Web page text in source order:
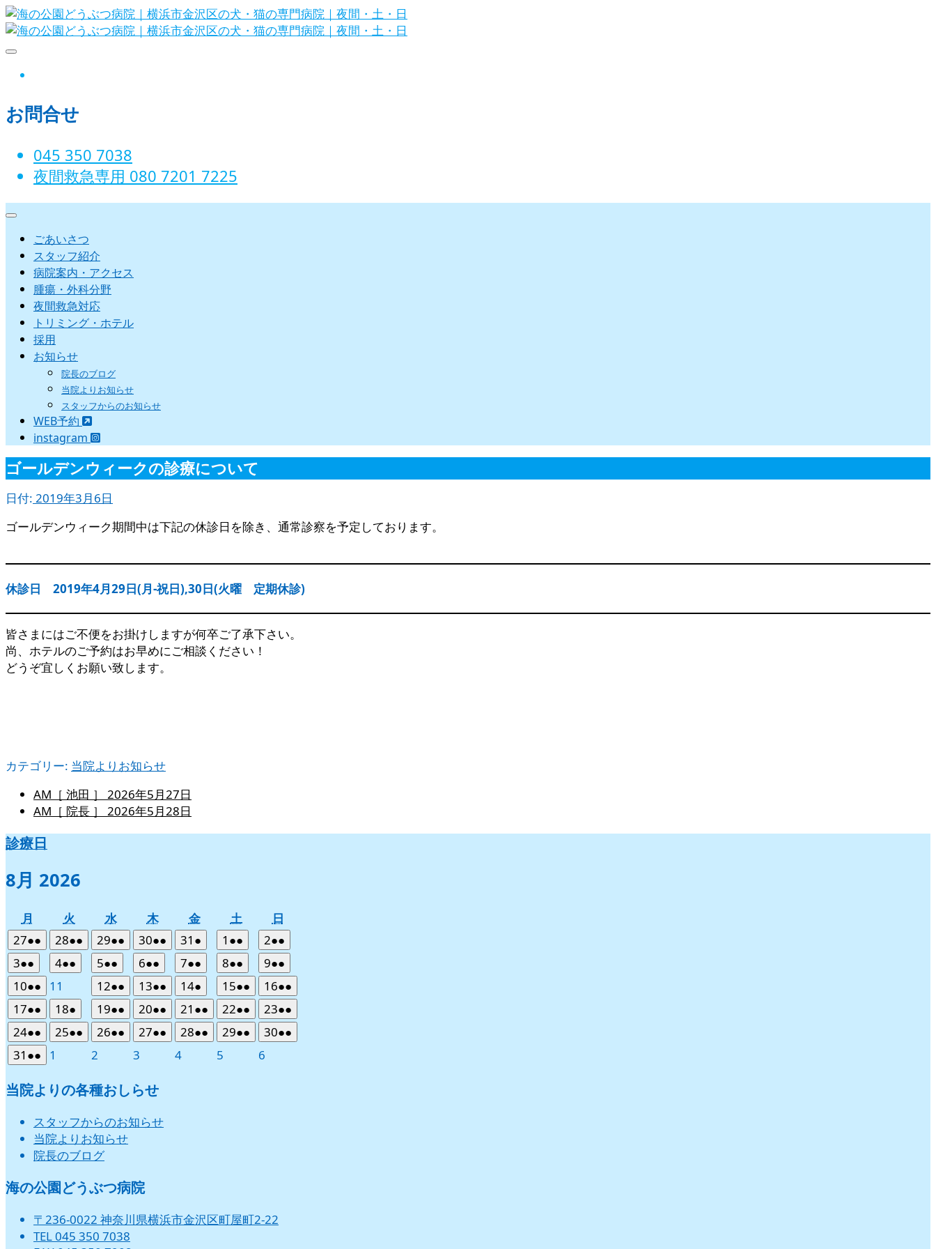
Skip
to
お問合せ
045 350 7038‬
夜間救急専用 080 7201 7225‬
ごあいさつ
スタッフ紹介
病院案内・アクセス
腫瘍・外科分野
夜間救急対応
トリミング・ホテル
採用
お知らせ
院長のブログ
当院よりお知らせ
スタッフからのお知らせ
WEB予約
instagram
ゴールデンウィークの診療について
日付: 2019年3月6日
ゴールデンウィーク期間中は下記の休診日を除き、通常診察を予定しております。
休診日 2019年4月29日(月-祝日),30日(火曜 定期休診)
皆さまにはご不便をお掛けしますが何卒ご了承下さい。
尚、ホテルのご予約はお早めにご相談ください！
どうぞ宜しくお願い致します。
カテゴリー: 当院よりお知らせ
AM［ 池田 ］ 2026年5月27日
AM［ 院長 ］ 2026年5月28日
診療日
8月 2026
月
曜
日
火
曜
日
水水
曜
日
木木
曜
日
金金
曜
日
土土
曜
日
日
曜
日
272026
年
7
月
27
日
●●
件
の
イ
ベ
ン
ト)
282026
年
7
28
日
●●
件
の
ベ
ン
ト)
292026
年
7
月
29
日
●●
件
の
ベ
ン
ト)
302026
年
7
月
30
日
●●
件
の
ベ
ン
ト)
31 2026
年
7
月
31
日
●
件
の
ベ
ン
ト)
1 2026
年
8
月
1
日
●●
件
の
イ
ベ
ン
ト)
22026
年
8
月
2
日
●●
件
の
イ
ベ
ン
ト)
32026
年
8
月
3
日
●●
件
の
イ
ベ
ン
ト)
42026
年
8
月
4
日
●●
件
の
ベ
ン
52026
年
8
月
5
日
●●
件
の
イ
ベ
ン
62026
年
8
月
6
日
●●
件
の
イ
ベ
ン
72026
年
8
月
7
日
●●
件
の
イ
ベ
ン
82026
年
8
月
8
日
●●
件
の
イ
ベ
ン
92026
年
8
月
9
日
●●
件
の
イ
ベ
ン
102026
年
8
月
10
日
●● (2
件
の
ベ
ン
ト)
11
年
8
月
122026
年
8
月
●●
件
の
ベ
ト)
132026
年
8
月
●●
件
の
ベ
142026
年
8
月
●
件
の
イ
152026
年
8
月
●●
件
の
ベ
162026
年
8
月
●●
件
の
172026
年
8
月
日
●●
件
の
イ
ン
182026
年
8
日
●
件
の
ン
192026
年
8
日
●●
件
の
イ
ン
202026
年
8
日
●●
件
の
イ
21 2026
年
8
●●
件
の
イ
222026
年
8
●●
件
の
イ
232026
年
8
●●
件
の
242026
年
8
月
24
●●
件
の
イ
ベ
ン
ト)
252026
年
月
25
●●
件
の
イ
ベ
ン
ト)
262026
年
26
●●
件
の
イ
ベ
ン
ト)
272026
年
27
●●
件
282026
年
●●
件
の
292026
年
●●
件
の
302026
年
●●
件
31 2026
年
8
31
日
●● (2
件
の
ベ
ン
ト)
1
9
1
日
2
9
2
日
3
9
3
42026
5 6
当院よりの各種おしらせ
スタッフからのお知らせ
当院よりお知らせ
院長のブログ
海の公園どうぶつ病院
〒236-0022 神奈川県横浜市金沢区町屋町2-22
TEL 045 350 7038